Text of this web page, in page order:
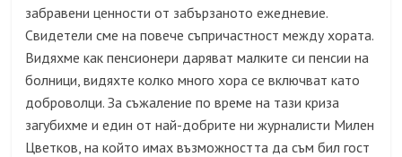
забравени ценности от забързаното ежедневие.
Свидетели сме на повече съпричастност между хората.
Видяхме как пенсионери даряват малките си пенсии на
болници, видяхте колко много хора се включват като
доброволци. За съжаление по време на тази криза
загубихме и един от най-добрите ни журналисти Милен
Цветков, на който имах възможността да съм бил гост